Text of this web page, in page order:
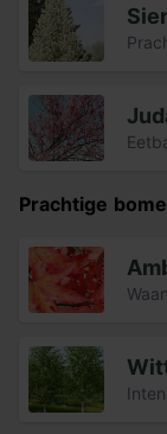
Prachtige